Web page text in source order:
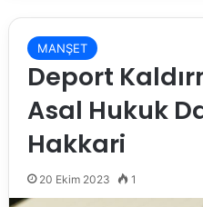
MANŞET
Deport
Asal Hukuk
Hakkari
20 Ekim 2023 1